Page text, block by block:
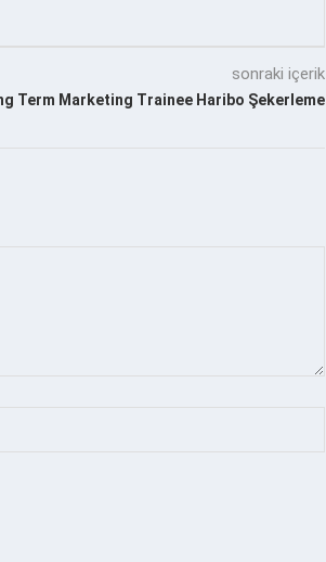
sonraki içerik
Term Marketing Trainee Haribo Şekerleme